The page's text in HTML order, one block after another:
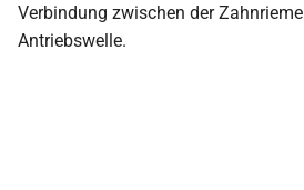
Verbindung zwischen der
Antriebswelle.